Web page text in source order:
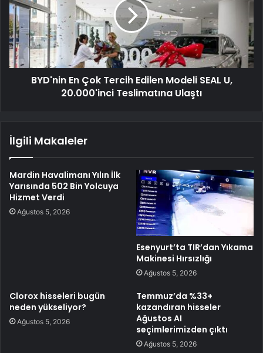
BYD'nin En Çok Tercih Edilen Modeli SEAL U,
20.000'inci Teslimatına Ulaştı
İlgili Makaleler
Mardin Havalimanı Yılın İlk
Yarısında 502 Bin Yolcuya
Hizmet Verdi
Ağustos 5, 2026
Esenyurt’ta TIR’dan Yıkama
Makinesi Hırsızlığı
Ağustos 5, 2026
Clorox hisseleri bugün
neden yükseliyor?
Ağustos 5, 2026
Temmuz’da %33+
kazandıran hisseler
Ağustos AI
seçimlerimizden çıktı
Ağustos 5, 2026